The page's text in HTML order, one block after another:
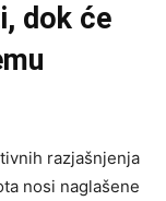
dok će
razjašnjenja
nosi naglašene